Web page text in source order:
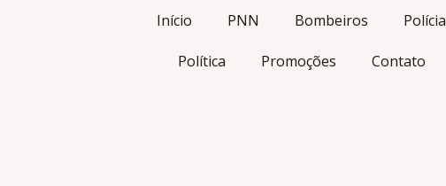
Início PNN Bombeiros Polícia
Política Promoções Contato